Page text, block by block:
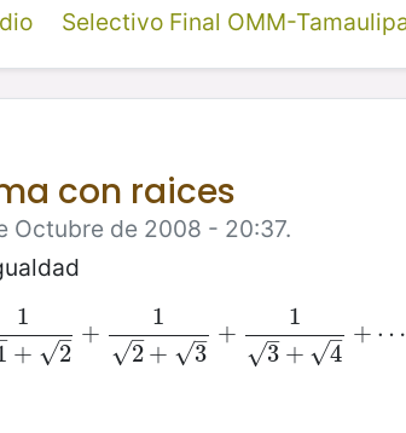
Selectivo Final OMM-
con raices
Octubre de 2008 - 20:37.
1
+ 2
–
√
+
1
2
–
√ + 3
–
√
+
1
3
–
√ + 4
–
√
+ ⋯
11+2+12 +3 +13+4+⋯+1